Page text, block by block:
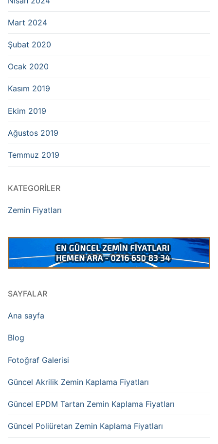
Mart 2024
Şubat 2020
Ocak 2020
Kasım 2019
Ekim 2019
Ağustos 2019
Temmuz 2019
KATEGORILER
Zemin Fiyatları
SAYFALAR
Ana sayfa
Blog
Fotoğraf Galerisi
Güncel Akrilik Zemin Kaplama Fiyatları
Güncel EPDM Tartan Zemin Kaplama Fiyatları
Güncel Poliüretan Zemin Kaplama Fiyatları